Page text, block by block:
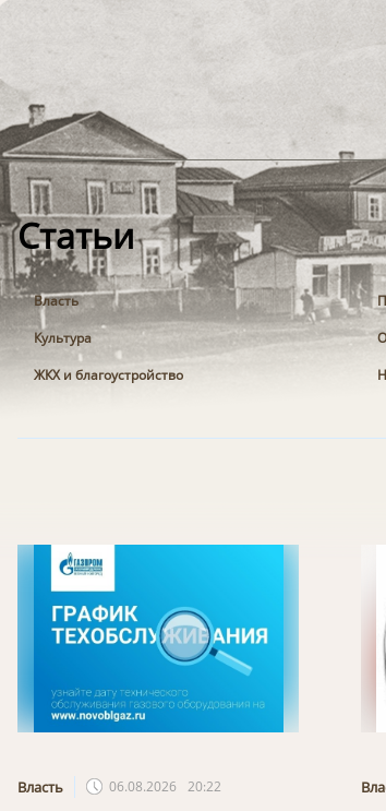
Статьи
Власть
Культура
ЖКХ и благоустройство
Власть 06.08.2026 20:22